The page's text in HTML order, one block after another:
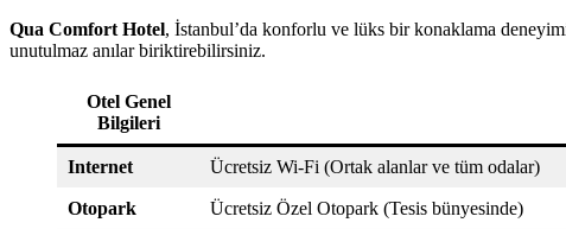
Qua Comfort Hotel, İstanbul’da konforlu ve lüks bir konaklama
unutulmaz anılar biriktirebilirsiniz.
Otel Genel
Bilgileri
Internet Ücretsiz Wi-Fi (Ortak alanlar ve tüm odalar)
Otopark Ücretsiz Özel Otopark (Tesis bünyesinde)